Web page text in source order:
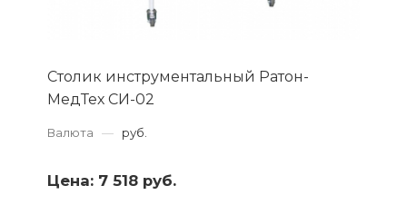
Столик инструментальный Ратон-
МедТех СИ-02
Валюта — руб.
Цена: 7 518 руб.